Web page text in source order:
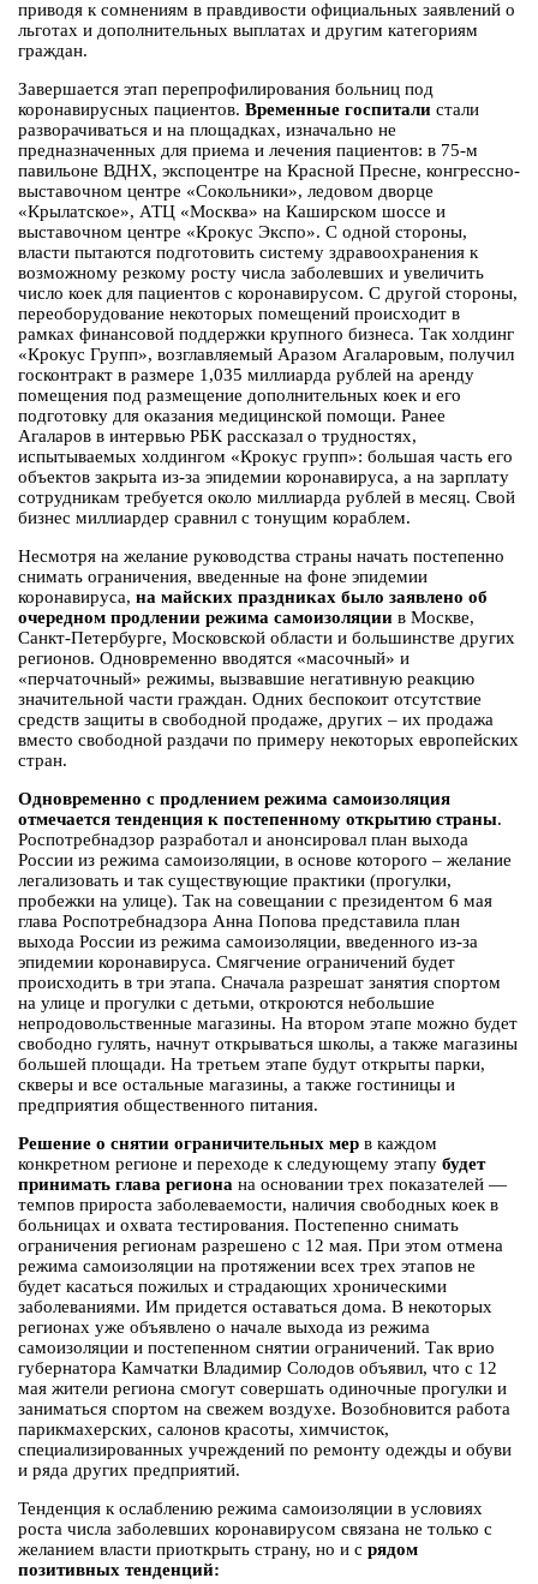
приводя к сомнениям в правдивости официальных заявлений о
льготах и дополнительных выплатах и другим категориям
граждан.
Завершается этап перепрофилирования больниц под
коронавирусных пациентов. Временные госпитали стали
разворачиваться и на площадках, изначально не
предназначенных для приема и лечения пациентов: в 75-м
павильоне ВДНХ, экспоцентре на Красной Пресне, конгрессно-
выставочном центре «Сокольники», ледовом дворце
«Крылатское», АТЦ «Москва» на Каширском шоссе и
выставочном центре «Крокус Экспо». С одной стороны,
власти пытаются подготовить систему здравоохранения к
возможному резкому росту числа заболевших и увеличить
число коек для пациентов с коронавирусом. С другой стороны,
переоборудование некоторых помещений происходит в
рамках финансовой поддержки крупного бизнеса. Так холдинг
«Крокус Групп», возглавляемый Аразом Агаларовым, получил
госконтракт в размере 1,035 миллиарда рублей на аренду
помещения под размещение дополнительных коек и его
подготовку для оказания медицинской помощи. Ранее
Агаларов в интервью РБК рассказал о трудностях,
испытываемых холдингом «Крокус групп»: большая часть его
объектов закрыта из-за эпидемии коронавируса, а на зарплату
сотрудникам требуется около миллиарда рублей в месяц. Свой
бизнес миллиардер сравнил с тонущим кораблем.
Несмотря на желание руководства страны начать постепенно
снимать ограничения, введенные на фоне эпидемии
коронавируса, на майских праздниках было заявлено об
очередном продлении режима самоизоляции в Москве,
Санкт-Петербурге, Московской области и большинстве других
регионов. Одновременно вводятся «масочный» и
«перчаточный» режимы, вызвавшие негативную реакцию
значительной части граждан. Одних беспокоит отсутствие
средств защиты в свободной продаже, других – их продажа
вместо свободной раздачи по примеру некоторых европейских
стран.
Одновременно с продлением режима самоизоляция
отмечается тенденция к постепенному открытию страны.
Роспотребнадзор разработал и анонсировал план выхода
России из режима самоизоляции, в основе которого – желание
легализовать и так существующие практики (прогулки,
пробежки на улице). Так на совещании с президентом 6 мая
глава Роспотребнадзора Анна Попова представила план
выхода России из режима самоизоляции, введенного из-за
эпидемии коронавируса. Смягчение ограничений будет
происходить в три этапа. Сначала разрешат занятия спортом
на улице и прогулки с детьми, откроются небольшие
непродовольственные магазины. На втором этапе можно будет
свободно гулять, начнут открываться школы, а также магазины
большей площади. На третьем этапе будут открыты парки,
скверы и все остальные магазины, а также гостиницы и
предприятия общественного питания.
Решение о снятии ограничительных мер в каждом
конкретном регионе и переходе к следующему этапу будет
принимать глава региона на основании трех показателей —
темпов прироста заболеваемости, наличия свободных коек в
больницах и охвата тестирования. Постепенно снимать
ограничения регионам разрешено с 12 мая. При этом отмена
режима самоизоляции на протяжении всех трех этапов не
будет касаться пожилых и страдающих хроническими
заболеваниями. Им придется оставаться дома. В некоторых
регионах уже объявлено о начале выхода из режима
самоизоляции и постепенном снятии ограничений. Так врио
губернатора Камчатки Владимир Солодов объявил, что с 12
мая жители региона смогут совершать одиночные прогулки и
заниматься спортом на свежем воздухе. Возобновится работа
парикмахерских, салонов красоты, химчисток,
специализированных учреждений по ремонту одежды и обуви
и ряда других предприятий.
Тенденция к ослаблению режима самоизоляции в условиях
роста числа заболевших коронавирусом связана не только с
желанием власти приоткрыть страну, но и с рядом
позитивных тенденций: